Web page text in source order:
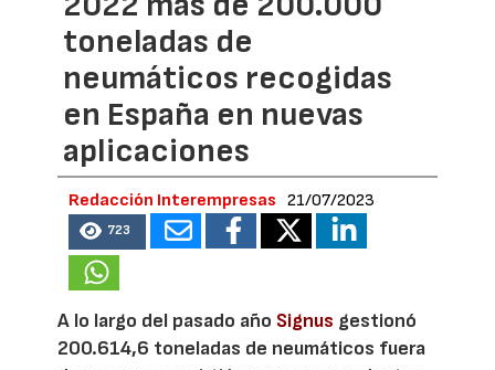
toneladas de
neumáticos recogidas
en España en nuevas
aplicaciones
Redacción Interempresas 21/07/2023
723
A lo largo del pasado año Signus gestionó
200.614,6 toneladas de neumáticos fuera